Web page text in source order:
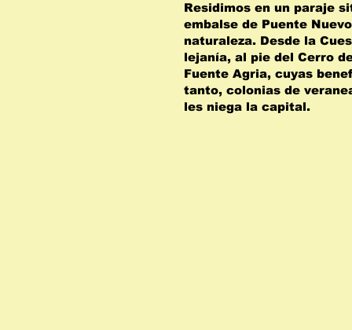
Residimos en un paraje
embalse de Puente
naturaleza. Desde la
lejanía, al pie del Cerro
Fuente Agria, cuyas
tanto, colonias de
les niega la capital.